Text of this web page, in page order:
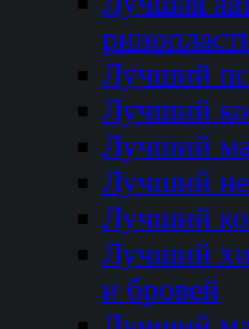
Лучший
Лучший
Лучший
Лучший
Лучший
Лучший
и бровей